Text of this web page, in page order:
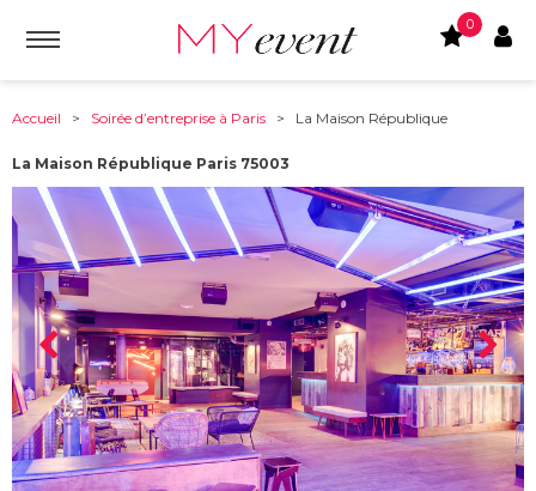
0
Accueil > Soirée d’entreprise à Paris > La Maison République
La Maison République Paris 75003